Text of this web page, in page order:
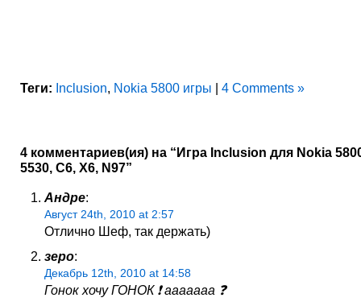
Теги: Inclusion, Nokia 5800 игры 4 Comments »
4 комментариев(ия) на “Игра Inclusion для Nokia
5530, C6, X6, N97”
Андре:
Август 24th, 2010 at 2:57
Отлично Шеф, так держать)
зеро:
Декабрь 12th, 2010 at 14:58
Гонок хочу ГОНОК ❗ ааааааа ❓